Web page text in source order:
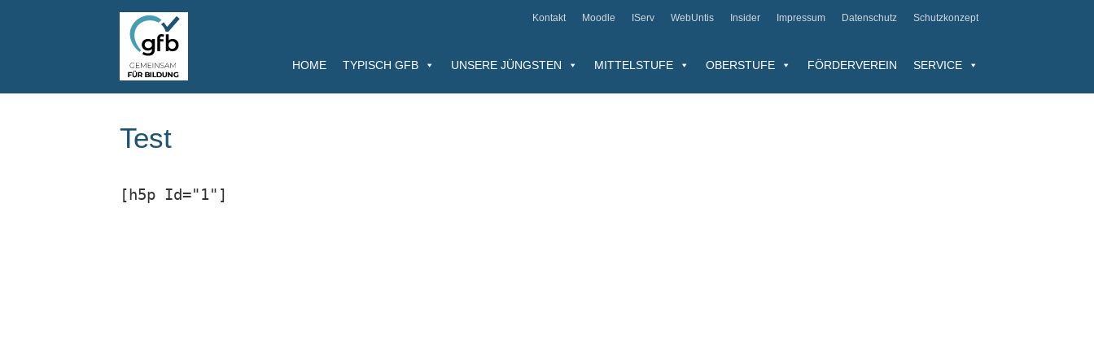
Kontakt Moodle IServ WebUntis Insider Impressum Datenschutz Schutzkonzept
HOME TYPISCH GFB UNSERE JÜNGSTEN MITTELSTUFE OBERSTUFE FÖRDERVEREIN SERVICE
Test
[h5p Id="1"]